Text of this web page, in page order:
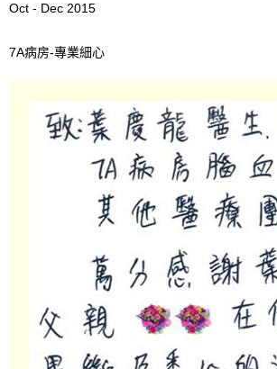
Oct - Dec 2015
7A病房-專業細心